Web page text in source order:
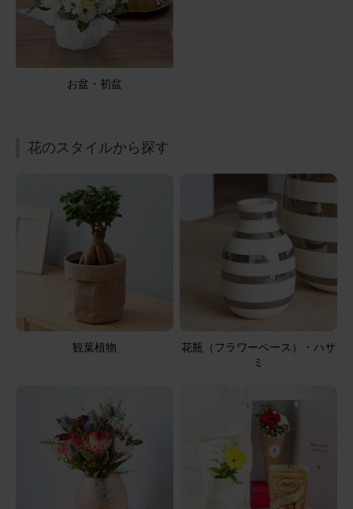
お盆・初盆
花のスタイルから探す
観葉植物
花瓶（フラワーベース）・ハサ
ミ